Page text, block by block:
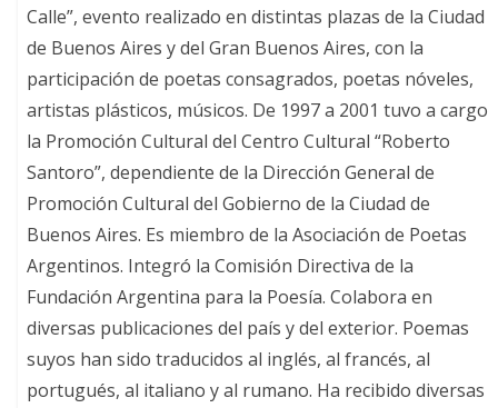
Calle”, evento realizado en distintas plazas de la Ciudad
de Buenos Aires y del Gran Buenos Aires, con la
participación de poetas consagrados, poetas nóveles,
artistas plásticos, músicos. De 1997 a 2001 tuvo a cargo
la Promoción Cultural del Centro Cultural “Roberto
Santoro”, dependiente de la Dirección General de
Promoción Cultural del Gobierno de la Ciudad de
Buenos Aires. Es miembro de la Asociación de Poetas
Argentinos. Integró la Comisión Directiva de la
Fundación Argentina para la Poesía. Colabora en
diversas publicaciones del país y del exterior. Poemas
suyos han sido traducidos al inglés, al francés, al
portugués, al italiano y al rumano. Ha recibido diversas